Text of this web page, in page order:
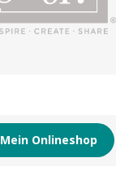
Mein Onlineshop